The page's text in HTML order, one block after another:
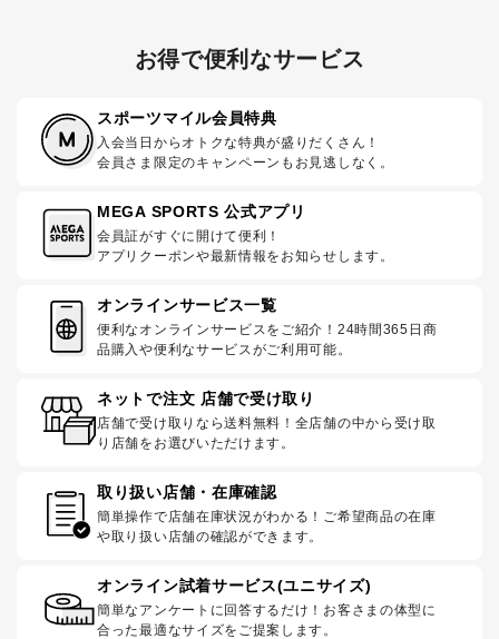
お得で便利なサービス
スポーツマイル会員特典
入会当日からオトクな特典が盛りだくさん！
会員さま限定のキャンペーンもお見逃しなく。
MEGA SPORTS 公式アプリ
会員証がすぐに開けて便利！
アプリクーポンや最新情報をお知らせします。
オンラインサービス一覧
便利なオンラインサービスをご紹介！24時間365日商
品購入や便利なサービスがご利用可能。
ネットで注文 店舗で受け取り
店舗で受け取りなら送料無料！全店舗の中から受け取
り店舗をお選びいただけます。
取り扱い店舗・在庫確認
簡単操作で店舗在庫状況がわかる！ご希望商品の在庫
や取り扱い店舗の確認ができます。
オンライン試着サービス(ユニサイズ)
簡単なアンケートに回答するだけ！お客さまの体型に
合った最適なサイズをご提案します。